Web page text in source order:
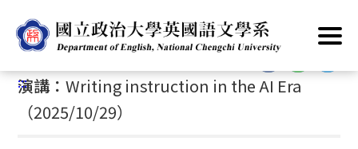
到
主
要
內
首頁 公告資訊 最新消息 / 演講活動
:::
演講：Writing instruction in the AI Era
（2025/10/29）